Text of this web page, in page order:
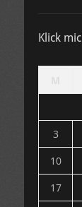
Klick
3
10
17